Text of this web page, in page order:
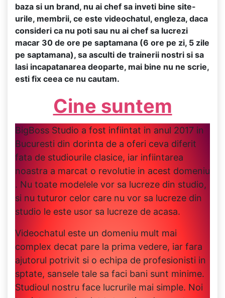
baza si un brand, nu ai chef sa inveti bine site-
urile, membrii, ce este videochatul, engleza, daca
consideri ca nu poti sau nu ai chef sa lucrezi
macar 30 de ore pe saptamana (6 ore pe zi, 5 zile
pe saptamana), sa asculti de trainerii nostri si sa
lasi incapatanarea deoparte, mai bine nu ne scrie,
esti fix ceea ce nu cautam.
Cine suntem
BigBoss Studio a fost infiintat in anul 2017 in
Bucuresti din dorinta de a oferi ceva diferit
fata de studiourile clasice, iar infiintarea
noastra a marcat o revolutie in acest domeniu
. Nu toate modelele vor sa lucreze din studio,
si nu tuturor celor care nu vor sa lucreze din
studio le este usor sa lucreze de acasa.
Videochatul este un domeniu mult mai
complex decat pare la prima vedere, iar fara
ajutorul potrivit si o echipa de profesionisti in
sptate, sansele tale sa faci bani sunt minime.
Studioul nostru face lucrurile mai simple. Noi